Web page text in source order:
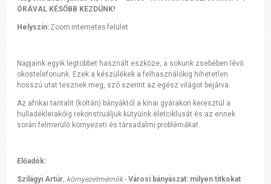
ÓRÁVAL KÉSŐBB KEZDÜNK!
Helyszín: Zoom internetes felület
Napjaink egyik legtöbbet használt eszköze, a sokunk zsebében lévő
okostelefonunk. Ezek a készülékek a felhasználókig hihetetlen
hosszú utat tesznek meg, szó szerint az egész világot bejárva.
Az afrikai tantalit (koltán) bányáktól a kínai gyárakon keresztül a
hulladéklerakóig rekonstruáljuk kütyüink életciklusát és az ennek
során felmerülő környezeti és társadalmi problémákat.
Előadók:
Szilágyi Artúr, környezetmérnök-Városi bányászat: milyen titkokat